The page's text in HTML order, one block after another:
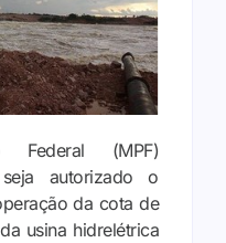
Federal (MPF)
autorizado o
da cota de
usina hidrelétrica